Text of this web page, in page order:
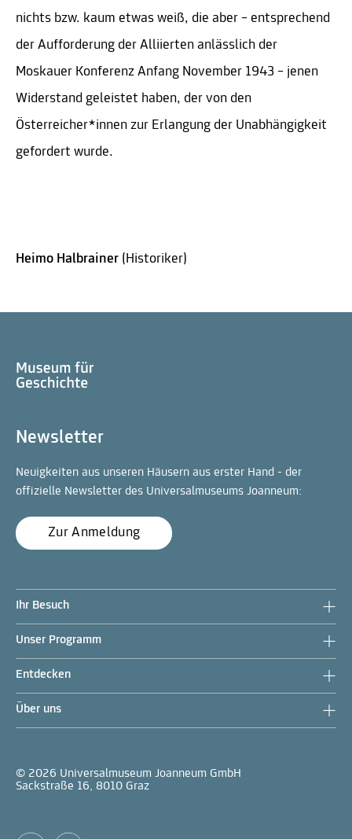
nichts bzw. kaum etwas weiß, die aber – entsprechend
der Aufforderung der Alliierten anlässlich der
Moskauer Konferenz Anfang November 1943 – jenen
Widerstand geleistet haben, der von den
Österreicher*innen zur Erlangung der Unabhängigkeit
gefordert wurde.
Heimo Halbrainer (Historiker)
Newsletter
Neuigkeiten aus unseren Häusern aus erster Hand - der
offizielle Newsletter des Universalmuseums Joanneum:
Zur Anmeldung
Ihr Besuch
Unser Programm
Entdecken
Über uns
© 2026 Universalmuseum Joanneum GmbH
Sackstraße 16, 8010 Graz